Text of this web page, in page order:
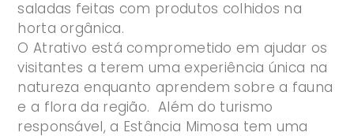
saladas feitas com produtos colhidos na
horta orgânica.
O Atrativo está comprometido em ajudar os
visitantes a terem uma experiência única na
natureza enquanto aprendem sobre a fauna
e a flora da região. Além do turismo
responsável, a Estância Mimosa tem uma